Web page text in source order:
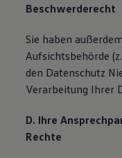
Beschwerderecht
Sie haben
Aufsichtsbehörde
den Datenschutz
Verarbeitung Ihrer
D. Ihre
Rechte